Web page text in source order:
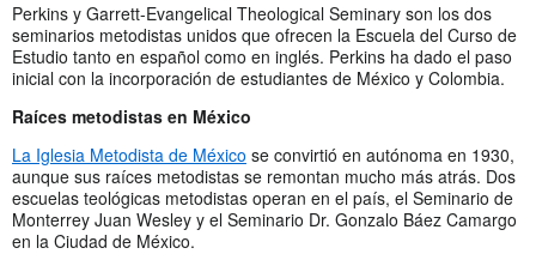
Perkins y Garrett-Evangelical Theological Seminary son los dos
seminarios metodistas unidos que ofrecen la Escuela del Curso de
Estudio tanto en español como en inglés. Perkins ha dado el paso
inicial con la incorporación de estudiantes de México y Colombia.
Raíces metodistas en México
La Iglesia Metodista de México se convirtió en autónoma en 1930,
aunque sus raíces metodistas se remontan mucho más atrás. Dos
escuelas teológicas metodistas operan en el país, el Seminario de
Monterrey Juan Wesley y el Seminario Dr. Gonzalo Báez Camargo
en la Ciudad de México.